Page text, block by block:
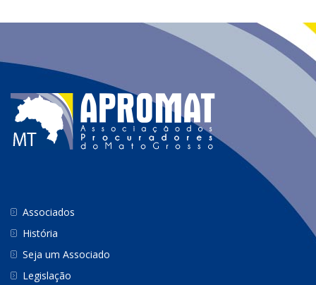
Associados
História
Seja um Associado
Legislação